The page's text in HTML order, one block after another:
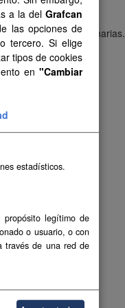
y secundaria de Canarias.
a la del Grafcan
las opciones de
tercero. Si elige
tipos de cookies
en "Cambiar
estadísticos.
propósito legítimo de
o usuario, o con
través de una red de